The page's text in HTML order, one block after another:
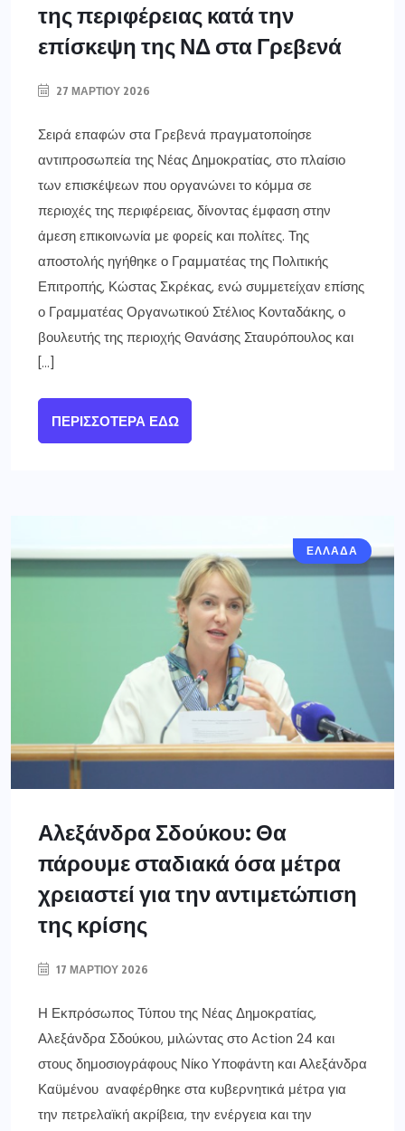
της περιφέρειας κατά την
επίσκεψη της ΝΔ στα Γρεβενά
27 ΜΑΡΤΊΟΥ 2026
Σειρά επαφών στα Γρεβενά πραγματοποίησε
αντιπροσωπεία της Νέας Δημοκρατίας, στο πλαίσιο
των επισκέψεων που οργανώνει το κόμμα σε
περιοχές της περιφέρειας, δίνοντας έμφαση στην
άμεση επικοινωνία με φορείς και πολίτες. Της
αποστολής ηγήθηκε ο Γραμματέας της Πολιτικής
Επιτροπής, Κώστας Σκρέκας, ενώ συμμετείχαν επίσης
ο Γραμματέας Οργανωτικού Στέλιος Κονταδάκης, ο
βουλευτής της περιοχής Θανάσης Σταυρόπουλος και
[…]
ΠΕΡΙΣΣΌΤΕΡΑ ΕΔΏ
ΕΛΛΑΔΑ
Αλεξάνδρα Σδούκου: Θα
πάρουμε σταδιακά όσα μέτρα
χρειαστεί για την αντιμετώπιση
της κρίσης
17 ΜΑΡΤΊΟΥ 2026
Η Εκπρόσωπος Τύπου της Νέας Δημοκρατίας,
Αλεξάνδρα Σδούκου, μιλώντας στο Action 24 και
στους δημοσιογράφους Νίκο Υποφάντη και Αλεξάνδρα
Καϋμένου αναφέρθηκε στα κυβερνητικά μέτρα για
την πετρελαϊκή ακρίβεια, την ενέργεια και την